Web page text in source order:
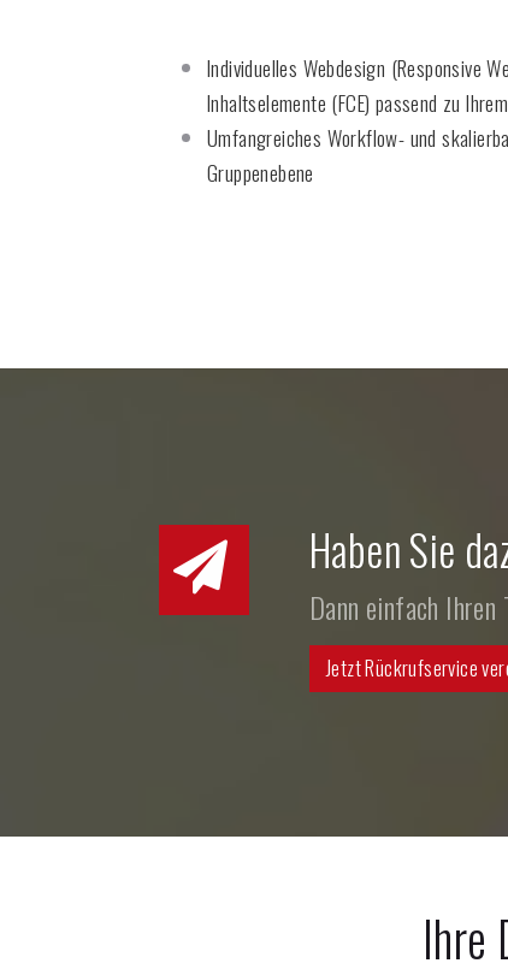
Individuelles Webdesign (Responsive
Inhaltselemente (FCE) passend zu
Umfangreiches Workflow- und
Gruppenebene
Haben Sie
Dann einfach Ihren
Jetzt Rückrufservice
Ihre